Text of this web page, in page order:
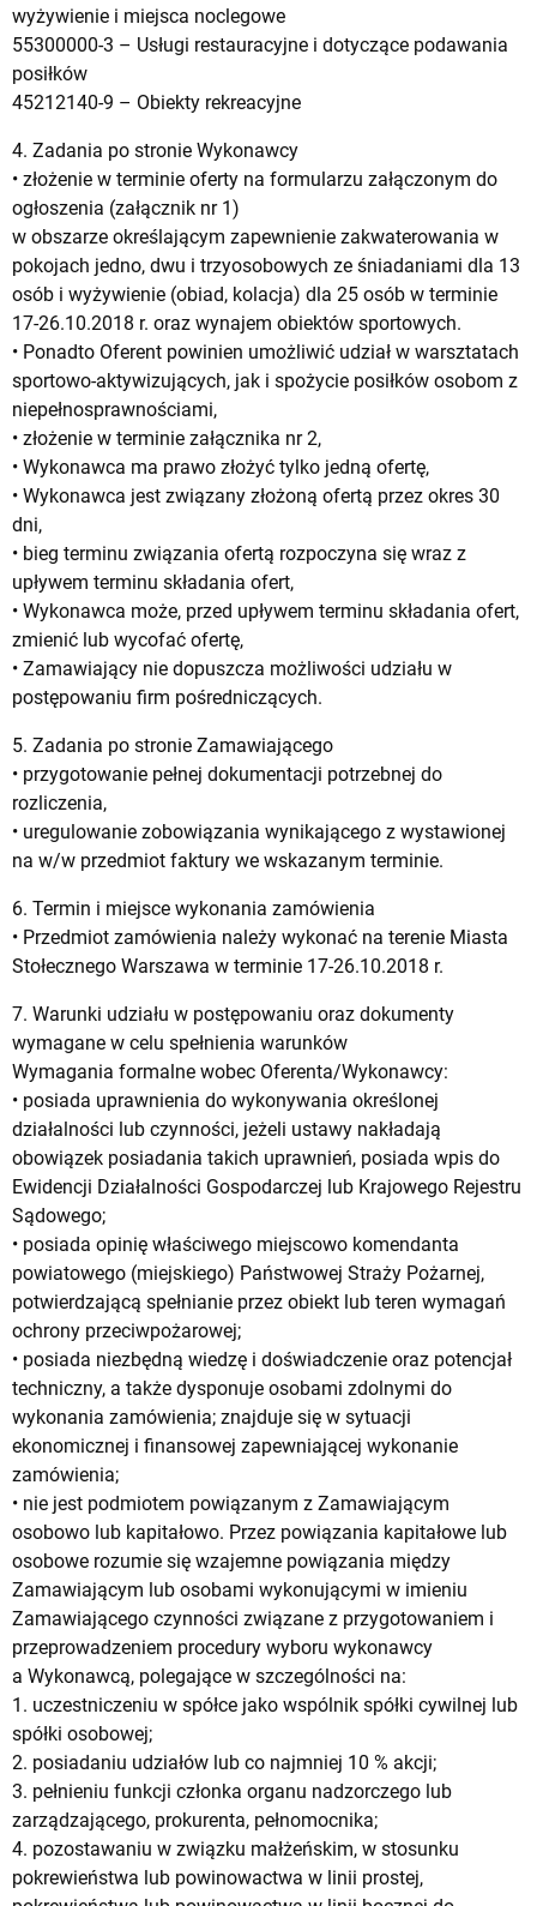
wyżywienie i miejsca noclegowe
55300000-3 – Usługi restauracyjne i dotyczące podawania
posiłków
45212140-9 – Obiekty rekreacyjne
4. Zadania po stronie Wykonawcy
• złożenie w terminie oferty na formularzu załączonym do
ogłoszenia (załącznik nr 1)
w obszarze określającym zapewnienie zakwaterowania w
pokojach jedno, dwu i trzyosobowych ze śniadaniami dla 13
osób i wyżywienie (obiad, kolacja) dla 25 osób w terminie
17-26.10.2018 r. oraz wynajem obiektów sportowych.
• Ponadto Oferent powinien umożliwić udział w warsztatach
sportowo-aktywizujących, jak i spożycie posiłków osobom z
niepełnosprawnościami,
• złożenie w terminie załącznika nr 2,
• Wykonawca ma prawo złożyć tylko jedną ofertę,
• Wykonawca jest związany złożoną ofertą przez okres 30
dni,
• bieg terminu związania ofertą rozpoczyna się wraz z
upływem terminu składania ofert,
• Wykonawca może, przed upływem terminu składania ofert,
zmienić lub wycofać ofertę,
• Zamawiający nie dopuszcza możliwości udziału w
postępowaniu firm pośredniczących.
5. Zadania po stronie Zamawiającego
• przygotowanie pełnej dokumentacji potrzebnej do
rozliczenia,
• uregulowanie zobowiązania wynikającego z wystawionej
na w/w przedmiot faktury we wskazanym terminie.
6. Termin i miejsce wykonania zamówienia
• Przedmiot zamówienia należy wykonać na terenie Miasta
Stołecznego Warszawa w terminie 17-26.10.2018 r.
7. Warunki udziału w postępowaniu oraz dokumenty
wymagane w celu spełnienia warunków
Wymagania formalne wobec Oferenta/Wykonawcy:
• posiada uprawnienia do wykonywania określonej
działalności lub czynności, jeżeli ustawy nakładają
obowiązek posiadania takich uprawnień, posiada wpis do
Ewidencji Działalności Gospodarczej lub Krajowego Rejestru
Sądowego;
• posiada opinię właściwego miejscowo komendanta
powiatowego (miejskiego) Państwowej Straży Pożarnej,
potwierdzającą spełnianie przez obiekt lub teren wymagań
ochrony przeciwpożarowej;
• posiada niezbędną wiedzę i doświadczenie oraz potencjał
techniczny, a także dysponuje osobami zdolnymi do
wykonania zamówienia; znajduje się w sytuacji
ekonomicznej i finansowej zapewniającej wykonanie
zamówienia;
• nie jest podmiotem powiązanym z Zamawiającym
osobowo lub kapitałowo. Przez powiązania kapitałowe lub
osobowe rozumie się wzajemne powiązania między
Zamawiającym lub osobami wykonującymi w imieniu
Zamawiającego czynności związane z przygotowaniem i
przeprowadzeniem procedury wyboru wykonawcy
a Wykonawcą, polegające w szczególności na:
1. uczestniczeniu w spółce jako wspólnik spółki cywilnej lub
spółki osobowej;
2. posiadaniu udziałów lub co najmniej 10 % akcji;
3. pełnieniu funkcji członka organu nadzorczego lub
zarządzającego, prokurenta, pełnomocnika;
4. pozostawaniu w związku małżeńskim, w stosunku
pokrewieństwa lub powinowactwa w linii prostej,